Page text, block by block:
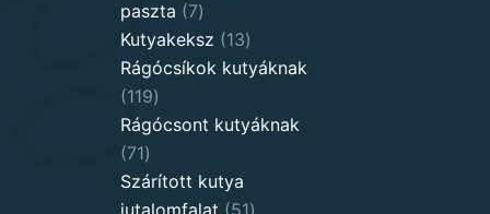
paszta
77
products
Kutyakeksz 1313
products
Rágócsíkok kutyáknak
119119
products
Rágócsont kutyáknak
7171
products
Szárított kutya
jutalomfalat
5151